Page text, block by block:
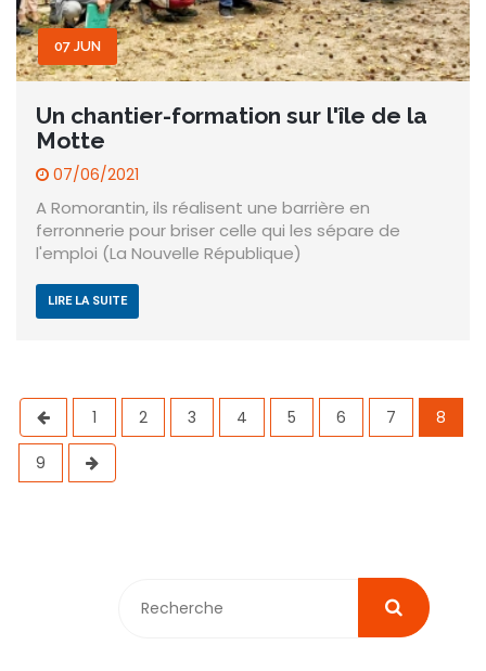
07 JUN
Un chantier-formation sur l'île de la
Motte
07/06/2021
A Romorantin, ils réalisent une barrière en
ferronnerie pour briser celle qui les sépare de
l'emploi (La Nouvelle République)
LIRE LA SUITE
1 2 3 4 5 6 7 8
9